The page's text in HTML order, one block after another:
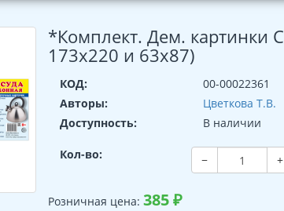
*Комплект. Дем. картинки
173х220 и 63х87)
КОД:
00-00022361
Авторы:
Цветкова Т.В.
Доступность:
В наличии
Кол-во: − +
Розничная цена:385₽